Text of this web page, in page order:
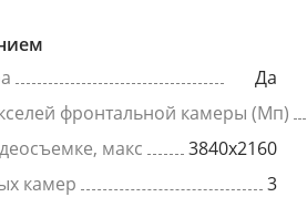
Да
фронтальной камеры (Мп)
макс
3840x2160
камер
3